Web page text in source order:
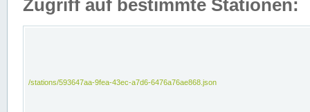
Zugriff auf bestimmte Stationen:
/stations/593647aa-9fea-43ec-a7d6-6476a76ae868.json